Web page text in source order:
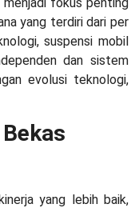
yang terdiri dari per
suspensi mobil
dan sistem
evolusi teknologi,
yang lebih baik,